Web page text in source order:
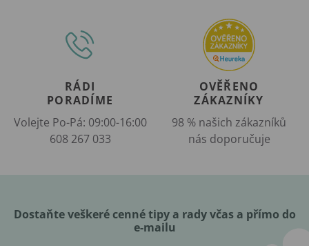
RÁDI
PORADÍME
Volejte Po-Pá: 09:00-16:00
608 267 033
OVĚŘENO
ZÁKAZNÍKY
98 % našich zákazníků
nás doporučuje
Dostaňte veškeré cenné tipy a rady včas a přímo do
e-mailu